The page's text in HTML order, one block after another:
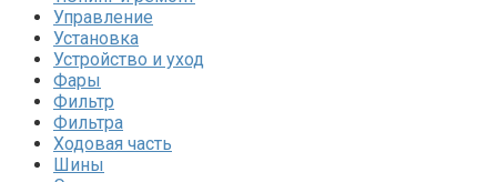
Управление
Установка
Устройство и уход
Фары
Фильтр
Фильтра
Ходовая часть
Шины